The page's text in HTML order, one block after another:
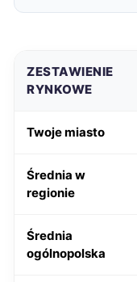
ZESTAWIENIE
RYNKOWE
Twoje miasto
Średnia w
regionie
Średnia
ogólnopolska